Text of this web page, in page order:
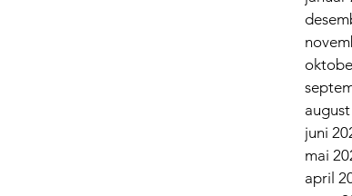
juni
mai
april